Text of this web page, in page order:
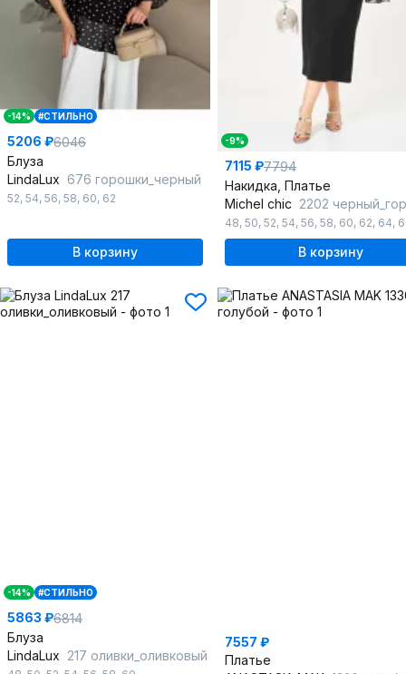
-14% #СТИЛЬНО
5206 ₽6046
Блуза
LindaLux 676 горошки_черный
52, 54, 56, 58, 60, 62
В корзину
-9%
7115 ₽7794
Накидка, Платье
Michel chic 2202
48, 50, 52, 54, 56, 58, 60, 62, 64,
В корзину
-14% #СТИЛЬНО
5863 ₽6814
Блуза
LindaLux 217 оливки_оливковый
7557 ₽
Платье